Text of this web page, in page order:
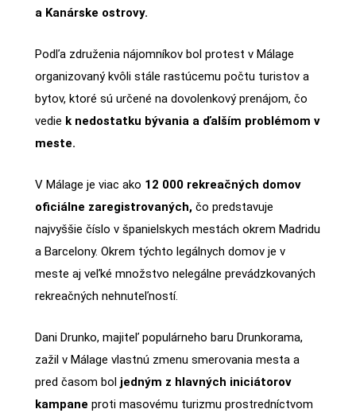
a Kanárske ostrovy.
Podľa združenia nájomníkov bol protest v Málage
organizovaný kvôli stále rastúcemu počtu turistov a
bytov, ktoré sú určené na dovolenkový prenájom, čo
vedie k nedostatku bývania a ďalším problémom v
meste.
V Málage je viac ako 12 000 rekreačných domov
oficiálne zaregistrovaných,čo predstavuje
najvyššie číslo v španielskych mestách okrem Madridu
a Barcelony. Okrem týchto legálnych domov je v
meste aj veľké množstvo nelegálne prevádzkovaných
rekreačných nehnuteľností.
Dani Drunko, majiteľ populárneho baru Drunkorama,
zažil v Málage vlastnú zmenu smerovania mesta a
pred časom bol jedným z hlavných iniciátorov
kampane proti masovému turizmu prostredníctvom